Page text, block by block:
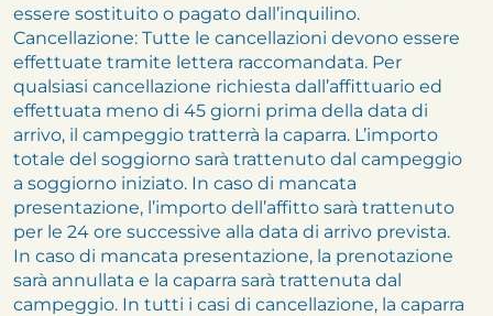
essere sostituito o pagato dall’inquilino.
Cancellazione: Tutte le cancellazioni devono essere
effettuate tramite lettera raccomandata. Per
qualsiasi cancellazione richiesta dall’affittuario ed
effettuata meno di 45 giorni prima della data di
arrivo, il campeggio tratterrà la caparra. L’importo
totale del soggiorno sarà trattenuto dal campeggio
a soggiorno iniziato. In caso di mancata
presentazione, l’importo dell’affitto sarà trattenuto
per le 24 ore successive alla data di arrivo prevista.
In caso di mancata presentazione, la prenotazione
sarà annullata e la caparra sarà trattenuta dal
campeggio. In tutti i casi di cancellazione, la caparra